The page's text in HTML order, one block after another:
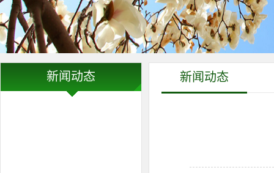
新闻动态 新闻动态